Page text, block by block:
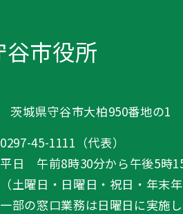
谷市役所
茨城県守谷市大柏950番地の1
0297-45-1111（代表）
平日 午前8時30分から午後5時
（土曜日・日曜日・祝日・年末年
一部の窓口業務は日曜日に実施し